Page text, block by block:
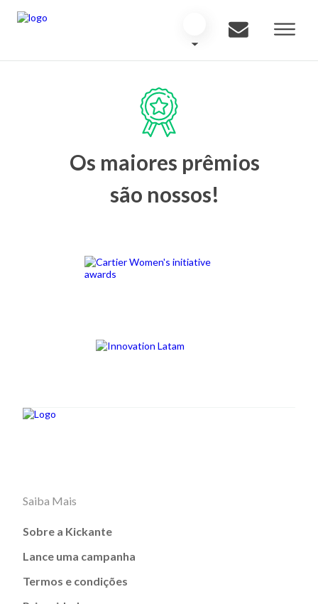
Os maiores prêmios
são nossos!
Saiba Mais
Sobre a Kickante
Lance uma campanha
Termos e condições